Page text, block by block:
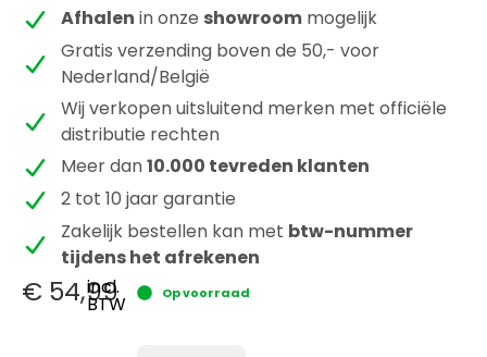
Afhalen in onze showroom mogelijk
Gratis verzending boven de 50,- voor
Nederland/België
Wij verkopen uitsluitend merken met officiële
distributie rechten
Meer dan10.000 tevreden klanten
2 tot 10 jaar garantie
Zakelijk bestellen kan met btw-nummer
tijdens het afrekenen
€ 54,99
incl.
BTW Op voorraad